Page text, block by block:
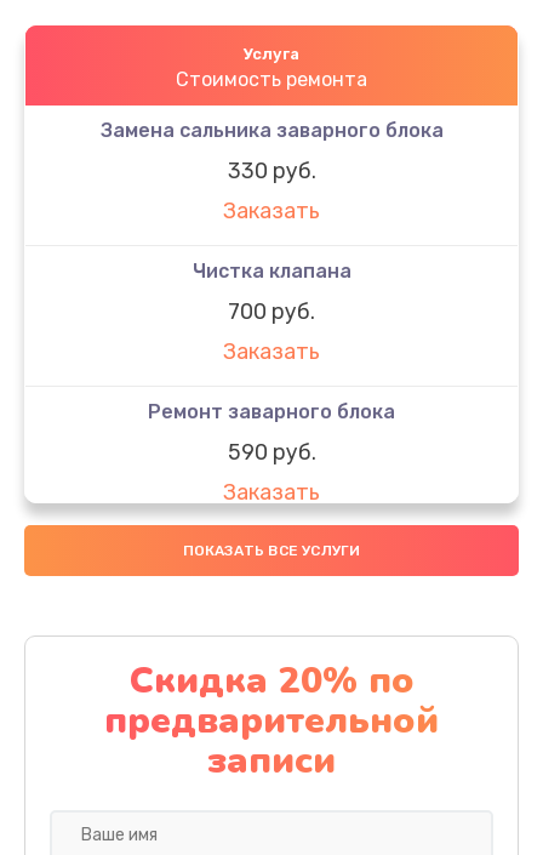
Услуга
Стоимость ремонта
Замена сальника заварного блока
330 руб.
Заказать
Чистка клапана
700 руб.
Заказать
Ремонт заварного блока
590 руб.
Заказать
Ремонт микровыключателя кофемашины
Заказать
Ремонт насоса кофемашины
520 руб.
Заказать
Очистка кофемашины от накипи
ПОКАЗАТЬ ВСЕ УСЛУГИ
Скидка 20% по
предварительной
записи